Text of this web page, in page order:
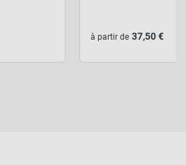
à partir de 37,50 €